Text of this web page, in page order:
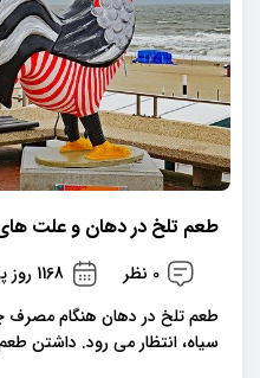
طعم تلخ در دهان و علت
0 نظر
1168 روز پیش
طعم تلخ در دهان هنگام مصرف
سیاه، انتظار می رود. داشتن